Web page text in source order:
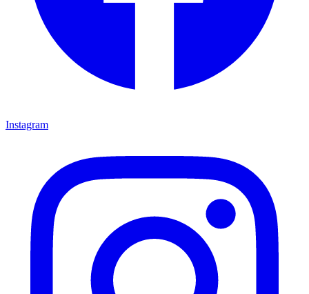
Instagram